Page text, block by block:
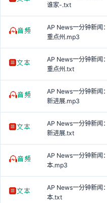
谁家-.txt
AP News一分钟新闻
重点州.mp3
AP News一分钟新闻
重点州.txt
AP News一分钟新闻
新进展.mp3
AP News一分钟新闻
新进展.txt
AP News一分钟新闻
本.mp3
AP News一分钟新闻
本.txt